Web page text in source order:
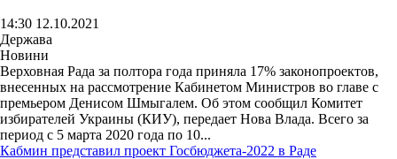
14:30 12.10.2021
Держава
Новини
Верховная Рада за полтора года приняла 17% законопроектов,
внесенных на рассмотрение Кабинетом Министров во главе с
премьером Денисом Шмыгалем. Об этом сообщил Комитет
избирателей Украины (КИУ), передает Нова Влада. Всего за
период с 5 марта 2020 года по 10...
Кабмин представил проект Госбюджета-2022 в Раде